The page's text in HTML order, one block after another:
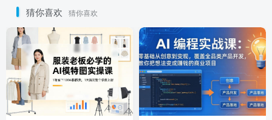
猜你喜欢 猜你喜欢